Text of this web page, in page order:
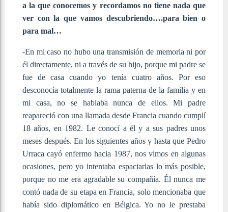
a la que conocemos y recordamos no tiene nada que
ver con la que vamos descubriendo….para bien o
para mal…
-En mi caso no hubo una transmisión de memoria ni por
él directamente, ni a través de su hijo, porque mi padre se
fue de casa cuando yo tenía cuatro años. Por eso
desconocía totalmente la rama paterna de la familia y en
mi casa, no se hablaba nunca de ellos. Mi padre
reapareció con una llamada desde Francia cuando cumplí
18 años, en 1982. Le conocí a él y a sus padres unos
meses después. En los siguientes años y hasta que Pedro
Urraca cayó enfermo hacia 1987, nos vimos en algunas
ocasiones, pero yo intentaba espaciarlas lo más posible,
porque no me era agradable su compañía. Él nunca me
contó nada de su etapa en Francia, solo mencionaba que
había sido diplomático en Bélgica. Yo no le prestaba